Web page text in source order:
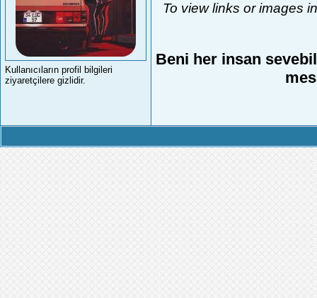
Kullanıcıların profil bilgileri
ziyaretçilere gizlidir.
To view links or images
Beni her insan